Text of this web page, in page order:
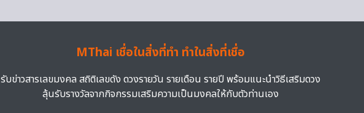
MThai เชื่อในสิ่งที่ทำ ทำในสิ่งที่เชื่อ
รับข่าวสารเลขมงคล สถิติเลขดัง ดวงรายวัน รายเดือน รายปี พร้อมแนะนำวิธีเสริมดวง
ลุ้นรับรางวัลจากกิจกรรมเสริมความเป็นมงคลให้กับตัวท่านเอง